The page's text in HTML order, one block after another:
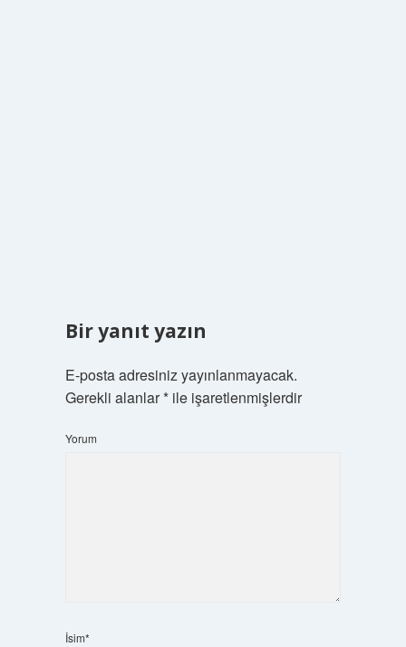
Bir yanıt yazın
E-posta adresiniz yayınlanmayacak.
Gerekli alanlar*ile işaretlenmişlerdir
Yorum
İsim*